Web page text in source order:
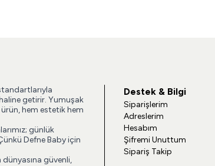
getirir. Yumuşak
hem estetik hem
günlük
Defne Baby için
güvenli,
Destek & Bilgi
Siparişlerim
Adreslerim
Hesabım
Şifremi Unuttum
Sipariş Takip